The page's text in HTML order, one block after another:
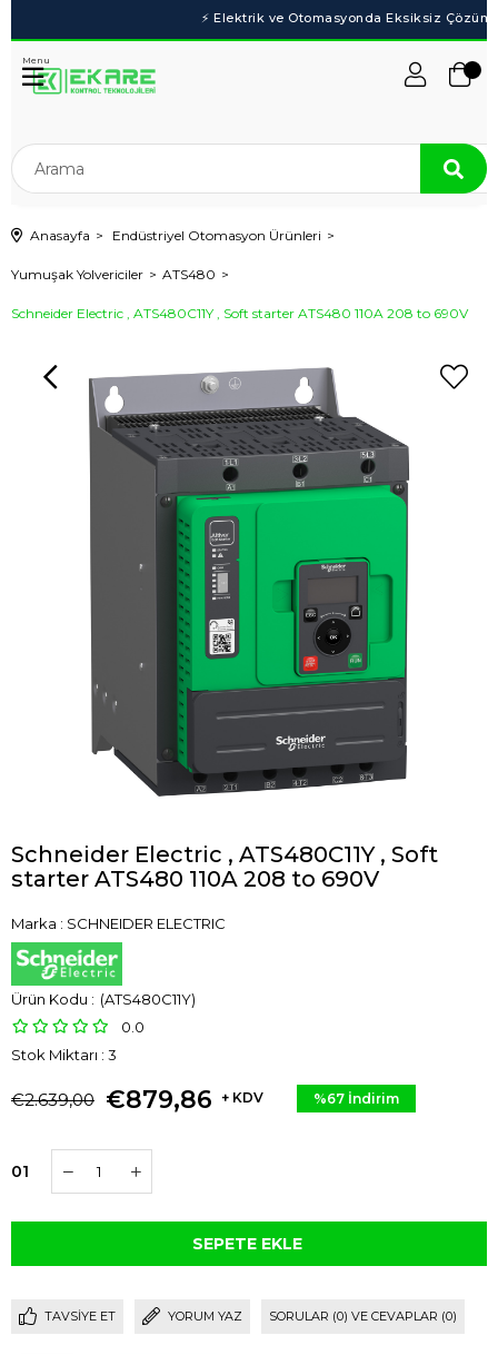
Menu
Anasayfa Endüstriyel Otomasyon Ürünleri
Yumuşak Yolvericiler ATS480
Schneider Electric , ATS480C11Y , Soft starter ATS480 110A 208 to 690V
Schneider Electric , ATS480C11Y , Soft
starter ATS480 110A 208 to 690V
Marka : SCHNEIDER ELECTRIC
(ATS480C11Y)
0.0
Stok Miktarı : 3
€2.639,00 €879,86 + KDV %67 İndirim
01
TAVSIYE ET YORUM YAZ SORULAR (0) VE CEVAPLAR (0)